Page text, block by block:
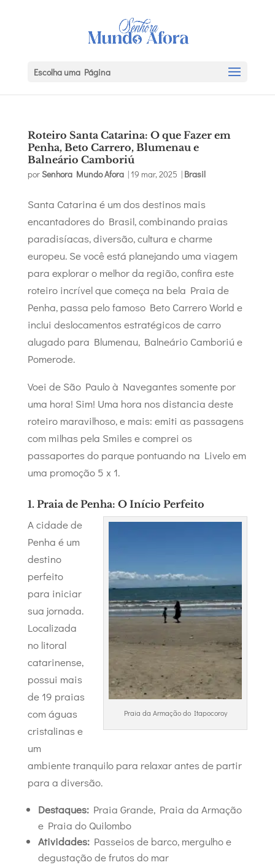
Escolha uma Página
Roteiro Santa Catarina: O que Fazer em
Penha, Beto Carrero, Blumenau e
Balneário Camboriú
porSenhora Mundo Afora|19 mar, 2025 | Brasil
Santa Catarina é um dos destinos mais
encantadores do Brasil, combinando praias
paradisíacas, diversão, cultura e charme
europeu. Se você está planejando uma viagem
para explorar o melhor da região, confira este
roteiro incrível que começa na bela Praia de
Penha, passa pelo famoso Beto Carrero World e
inclui deslocamentos estratégicos de carro
alugado para Blumenau, Balneário Camboriú e
Pomerode.
Voei de São Paulo à Navegantes somente por
uma hora! Sim! Uma hora nos distancia deste
roteiro maravilhoso, e mais: emiti as passagens
com milhas pela Smiles e comprei os
passaportes do parque pontuando na Livelo em
uma promoção 5 x 1.
1. Praia de Penha: O Início Perfeito
Praia da Armação do Itapocoroy
A cidade de
Penha é um
destino
perfeito
para iniciar
sua jornada.
Localizada
no litoral
catarinense,
possui mais
de 19 praias
com águas
cristalinas e
um
ambiente tranquilo para relaxar antes de partir
para a diversão.
Destaques:Praia Grande, Praia da Armação
e Praia do Quilombo
Atividades:Passeios de barco, mergulho e
degustação de frutos do mar